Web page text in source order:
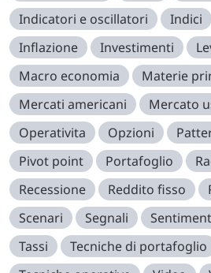
Indicatori e oscillatori
Indici
Inflazione
Investimenti
Macro economia
Materie
Mercati americani
Mercato
Operativita
Opzioni
Pivot point
Portafoglio
Recessione
Reddito fisso
Scenari
Segnali Sentiment
Tassi
Tecniche di portafoglio